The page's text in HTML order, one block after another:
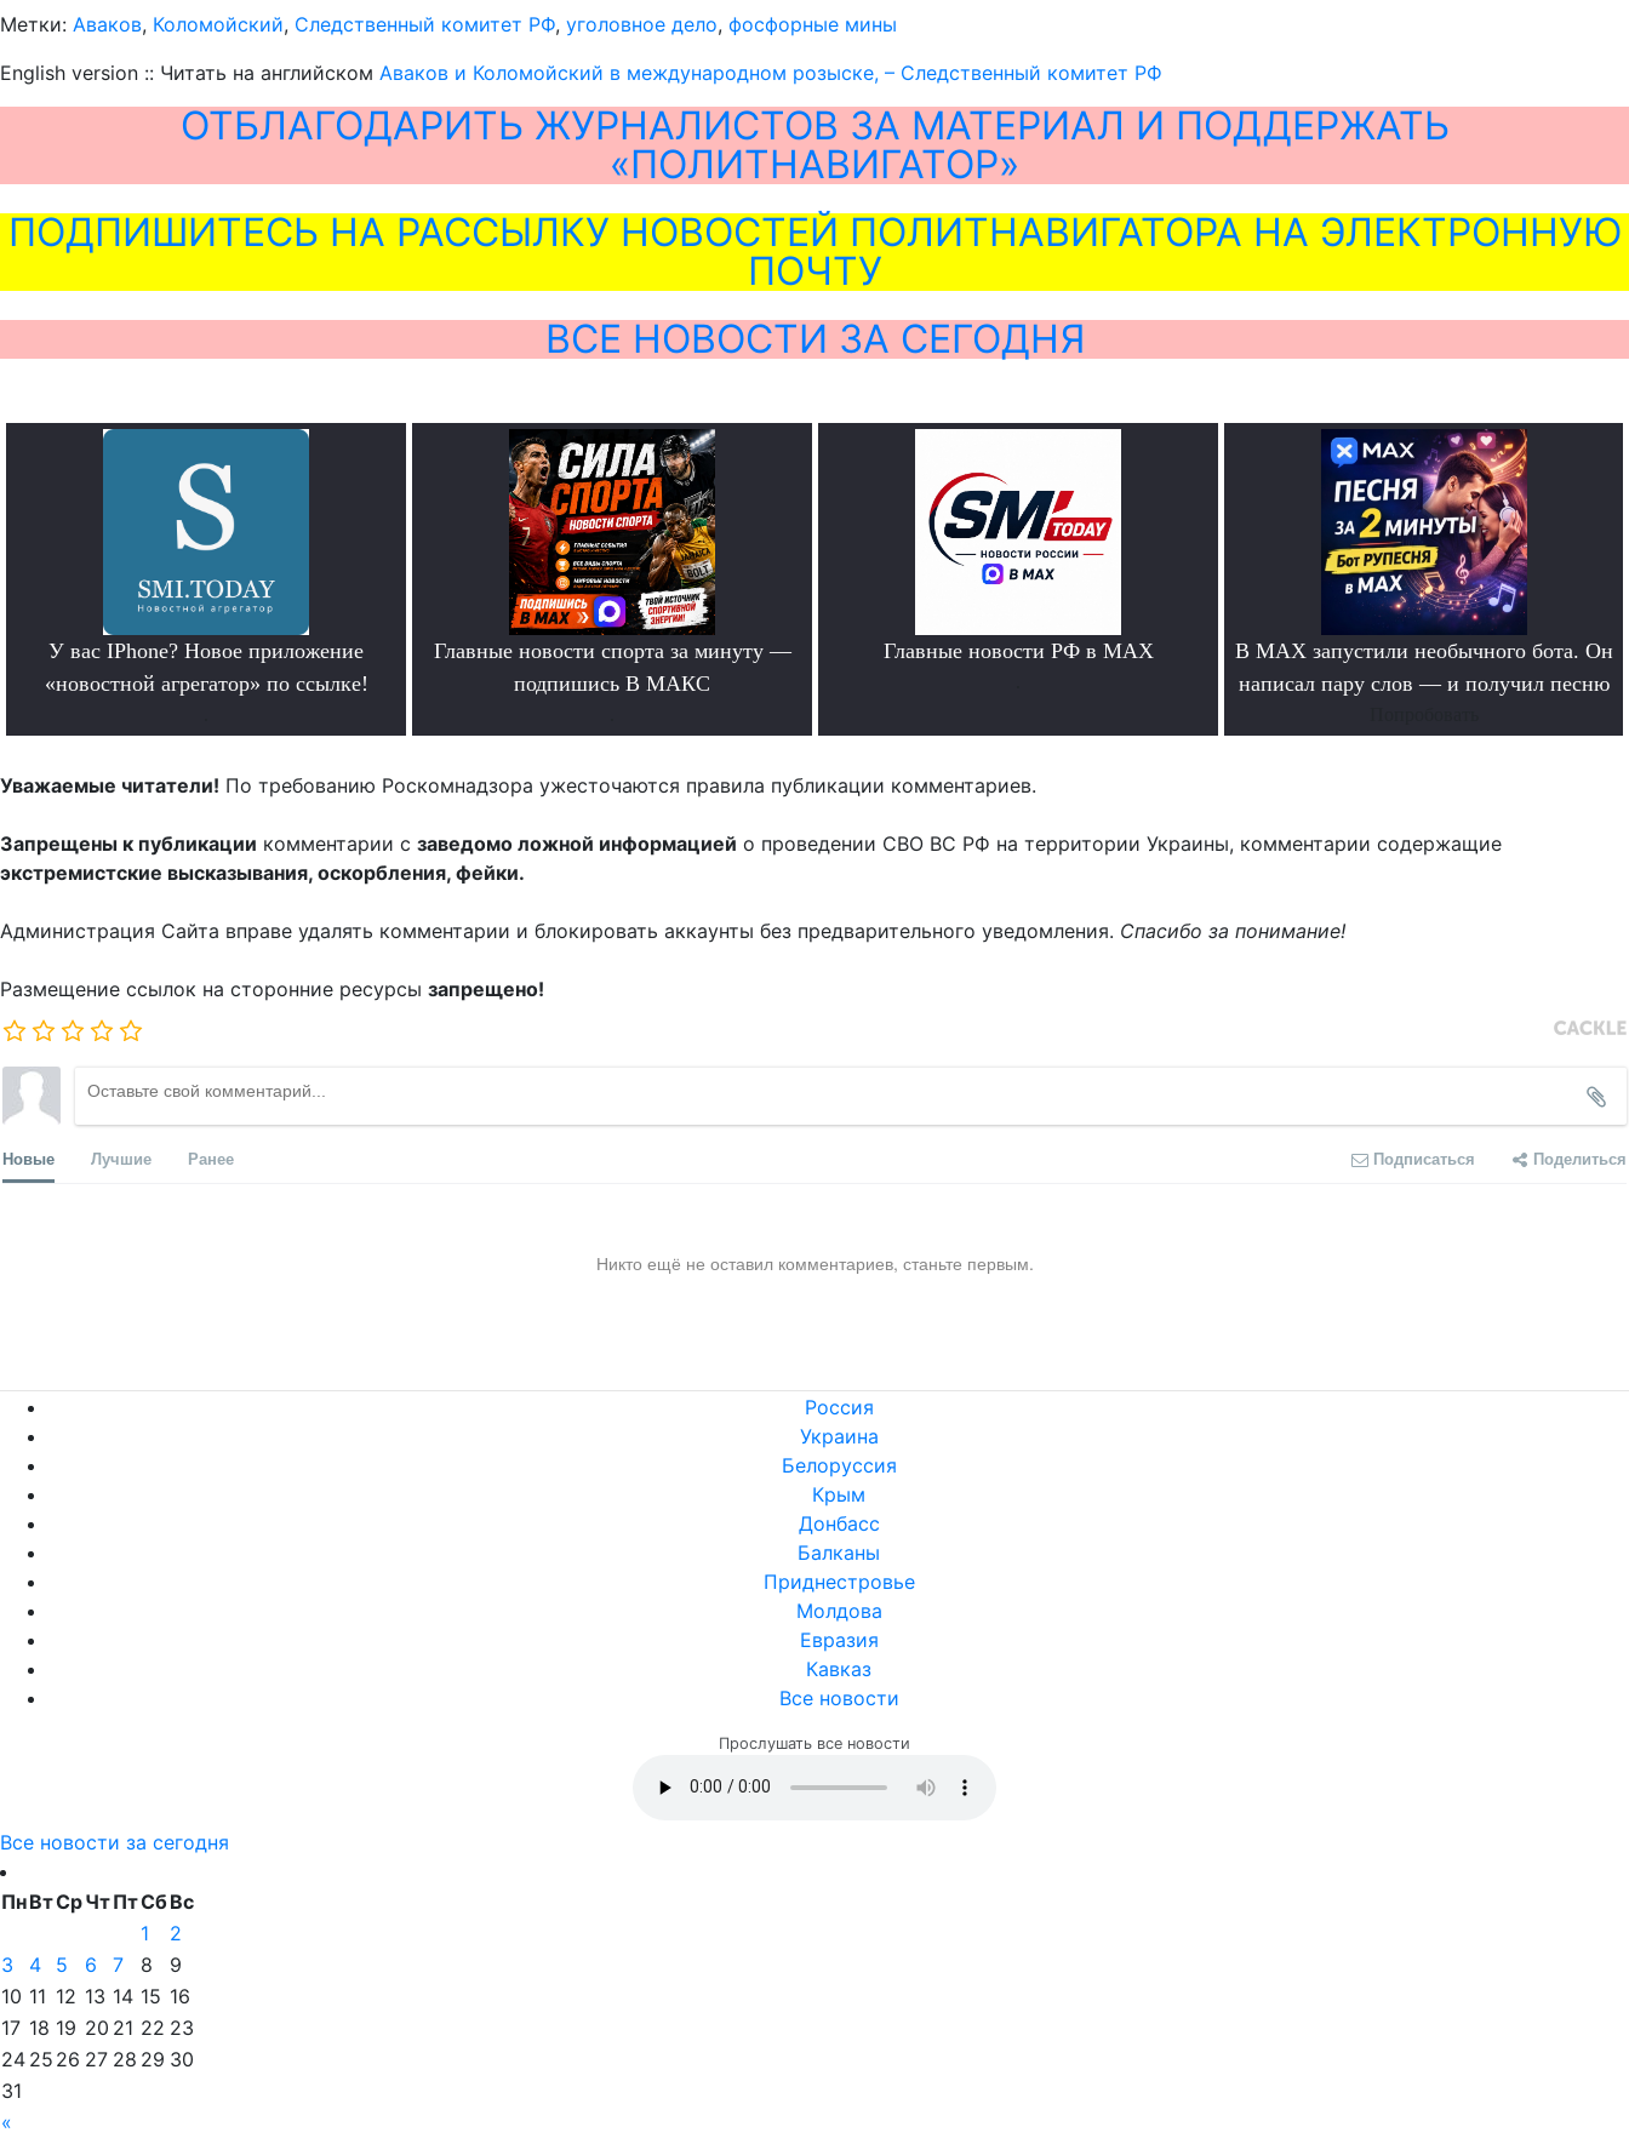
Метки: Аваков, Коломойский, Следственный комитет РФ, уголовное дело, фосфорные мины
English version :: Читать на английском Аваков и Коломойский в международном розыске, – Следственный комитет РФ
ОТБЛАГОДАРИТЬ ЖУРНАЛИСТОВ ЗА МАТЕРИАЛ И ПОДДЕРЖАТЬ
«ПОЛИТНАВИГАТОР»
ПОДПИШИТЕСЬ НА РАССЫЛКУ НОВОСТЕЙ ПОЛИТНАВИГАТОРА НА ЭЛЕКТРОННУЮ
ПОЧТУ
ВСЕ НОВОСТИ ЗА СЕГОДНЯ
У вас IPhone? Новое приложение
«новостной агрегатор» по ссылке!
Главные новости спорта за минуту —
подпишись В МАКС
Главные новости РФ в MAX
В MAX запустили необычного бота. Он
написал пару слов — и получил песню
Уважаемые читатели! По требованию Роскомнадзора ужесточаются правила публикации комментариев.
Запрещены к публикации комментарии с заведомо ложной информацией о проведении СВО ВС РФ на территории Украины, комментарии содержащие
экстремистские высказывания, оскорбления, фейки.
Администрация Сайта вправе удалять комментарии и блокировать аккаунты без предварительного уведомления. Спасибо за понимание!
Размещение ссылок на сторонние ресурсы запрещено!
Новые Лучшие Ранее Подписаться Поделиться
Никто ещё не оставил комментариев, станьте первым.
Россия
Украина
Белоруссия
Крым
Донбасс
Балканы
Приднестровье
Молдова
Евразия
Кавказ
Все новости
Прослушать все новости
Все новости за сегодня
ПнВтСрЧтПтСбВс
«
1
2
3
4 5 6 7 8
9
10 11 12 13 14 15 16
17 18 19 20 21 22 23
24 25 26 27 28 29 30
31